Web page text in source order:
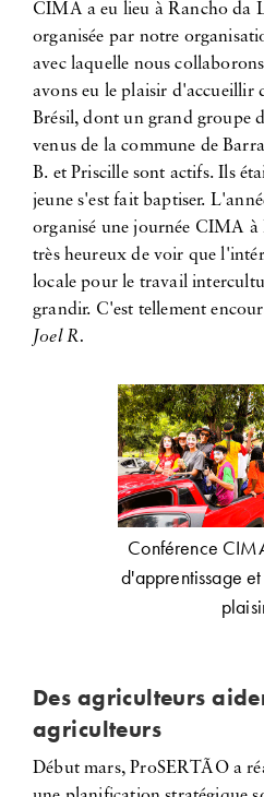
CIMA a eu lieu à Rancho da
organisée par notre
avec laquelle nous
avons eu le plaisir d'accueillir
Brésil, dont un grand groupe
venus de la commune de
B. et Priscille sont actifs. Ils
jeune s'est fait baptiser.
organisé une journée CIMA à
très heureux de voir que
locale pour le travail
grandir. C'est tellement
Joel R.
Conférence
d'apprentissage
Des agriculteurs
agriculteurs
Début mars, ProSERTÃO a